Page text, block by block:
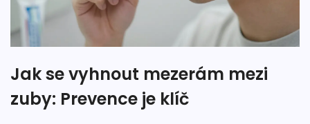
Jak se vyhnout mezerám mezi
zuby: Prevence je klíč